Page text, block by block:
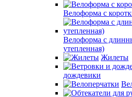
Велоформа с
Велоформа с
утепленная)
Жилеты
дождевики